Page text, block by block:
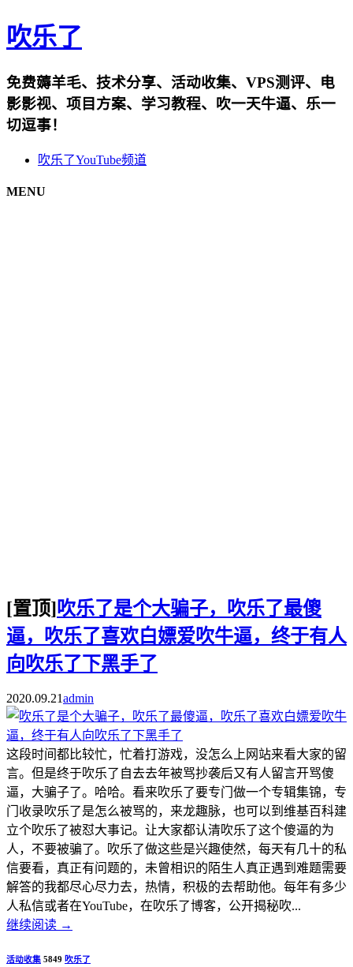
吹乐了
免费薅羊毛、技术分享、活动收集、VPS测评、电
影影视、项目方案、学习教程、吹一天牛逼、乐一
切逗事！
吹乐了YouTube频道
MENU
[置顶]吹乐了是个大骗子，吹乐了最傻
逼，吹乐了喜欢白嫖爱吹牛逼，终于有人
向吹乐了下黑手了
2020.09.21admin
这段时间都比较忙，忙着打游戏，没怎么上网站来看大家的留
言。但是终于吹乐了自去去年被骂抄袭后又有人留言开骂傻
逼，大骗子了。哈哈。看来吹乐了要专门做一个专辑集锦，专
门收录吹乐了是怎么被骂的，来龙趣脉，也可以到维基百科建
立个吹乐了被怼大事记。让大家都认清吹乐了这个傻逼的为
人，不要被骗了。吹乐了做这些是兴趣使然，每天有几十的私
信要看，真正有问题的，未曾相识的陌生人真正遇到难题需要
解答的我都尽心尽力去，热情，积极的去帮助他。每年有多少
人私信或者在YouTube，在吹乐了博客，公开揭秘吹...
继续阅读 →
活动收集 5849 吹乐了